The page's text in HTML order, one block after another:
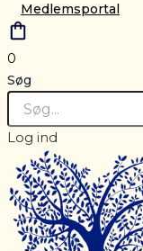
Medlemsportal
0
Søg
Log ind